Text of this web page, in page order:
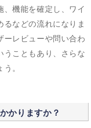
機能を確定し、ワイ
などの流れになりま
レビューや問い合わ
こともあり、さらな
。
かりますか？